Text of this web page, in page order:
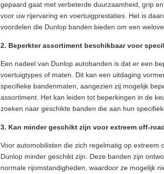
gepaard gaat met verbeterde duurzaamheid, grip
voor uw rijervaring en voertuigprestaties. Het is
voordelen die Dunlop banden bieden om een
2. Beperkter assortiment beschikbaar voor
Een nadeel van Dunlop autobanden is dat er een
voertuigtypes of maten. Dit kan een uitdaging
specifieke bandenmaten, aangezien zij mogelijk
assortiment. Het kan leiden tot beperkingen in de
zoeken naar geschikte banden die aan hun
3. Kan minder geschikt zijn voor extreem off-
Voor automobilisten die zich regelmatig op
Dunlop minder geschikt zijn. Deze banden zijn
normale rijomstandigheden, waardoor ze mogelijk